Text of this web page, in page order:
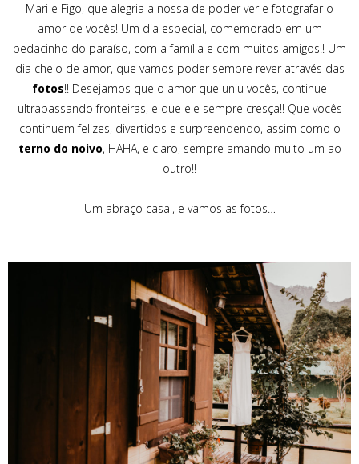
Mari e Figo, que alegria a nossa de poder ver e fotografar o
amor de vocês! Um dia especial, comemorado em um
pedacinho do paraíso, com a família e com muitos amigos!! Um
dia cheio de amor, que vamos poder sempre rever através das
fotos!! Desejamos que o amor que uniu vocês, continue
ultrapassando fronteiras, e que ele sempre cresça!! Que vocês
continuem felizes, divertidos e surpreendendo, assim como o
terno do noivo, HAHA, e claro, sempre amando muito um ao
outro!!
Um abraço casal, e vamos as fotos…